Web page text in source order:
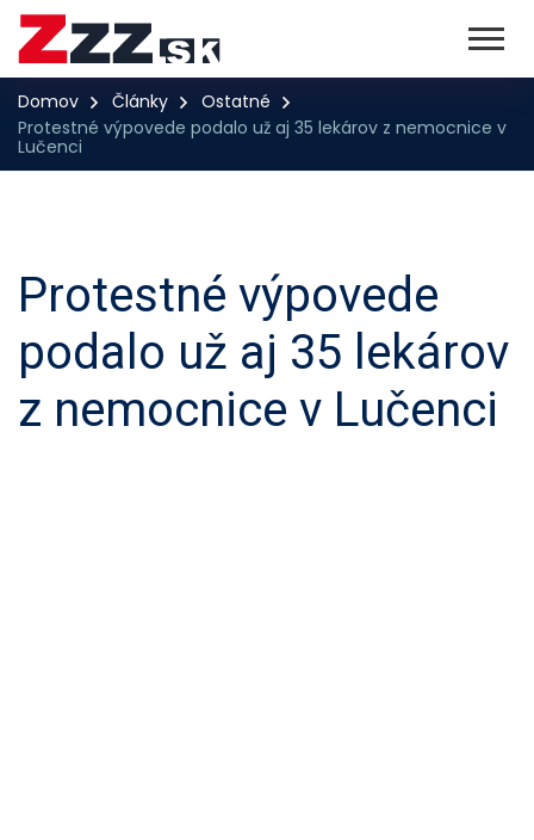
Domov Články
Ostatné
Protestné výpovede podalo už aj 35 lekárov z nemocnice v
Lučenci
Protestné výpovede
podalo už aj 35 lekárov
z nemocnice v Lučenci